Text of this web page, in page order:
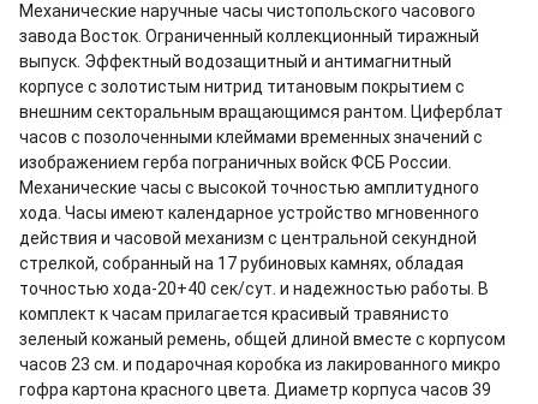
Механические наручные часы чистопольского часового
завода Восток. Ограниченный коллекционный тиражный
выпуск. Эффектный водозащитный и антимагнитный
корпусе с золотистым нитрид титановым покрытием с
внешним секторальным вращающимся рантом. Циферблат
часов с позолоченными клеймами временных значений с
изображением герба пограничных войск ФСБ России.
Механические часы с высокой точностью амплитудного
хода. Часы имеют календарное устройство мгновенного
действия и часовой механизм с центральной секундной
стрелкой, собранный на 17 рубиновых камнях, обладая
точностью хода-20+40 сек/сут. и надежностью работы. В
комплект к часам прилагается красивый травянисто
зеленый кожаный ремень, общей длиной вместе с корпусом
часов 23 см. и подарочная коробка из лакированного микро
гофра картона красного цвета. Диаметр корпуса часов 39